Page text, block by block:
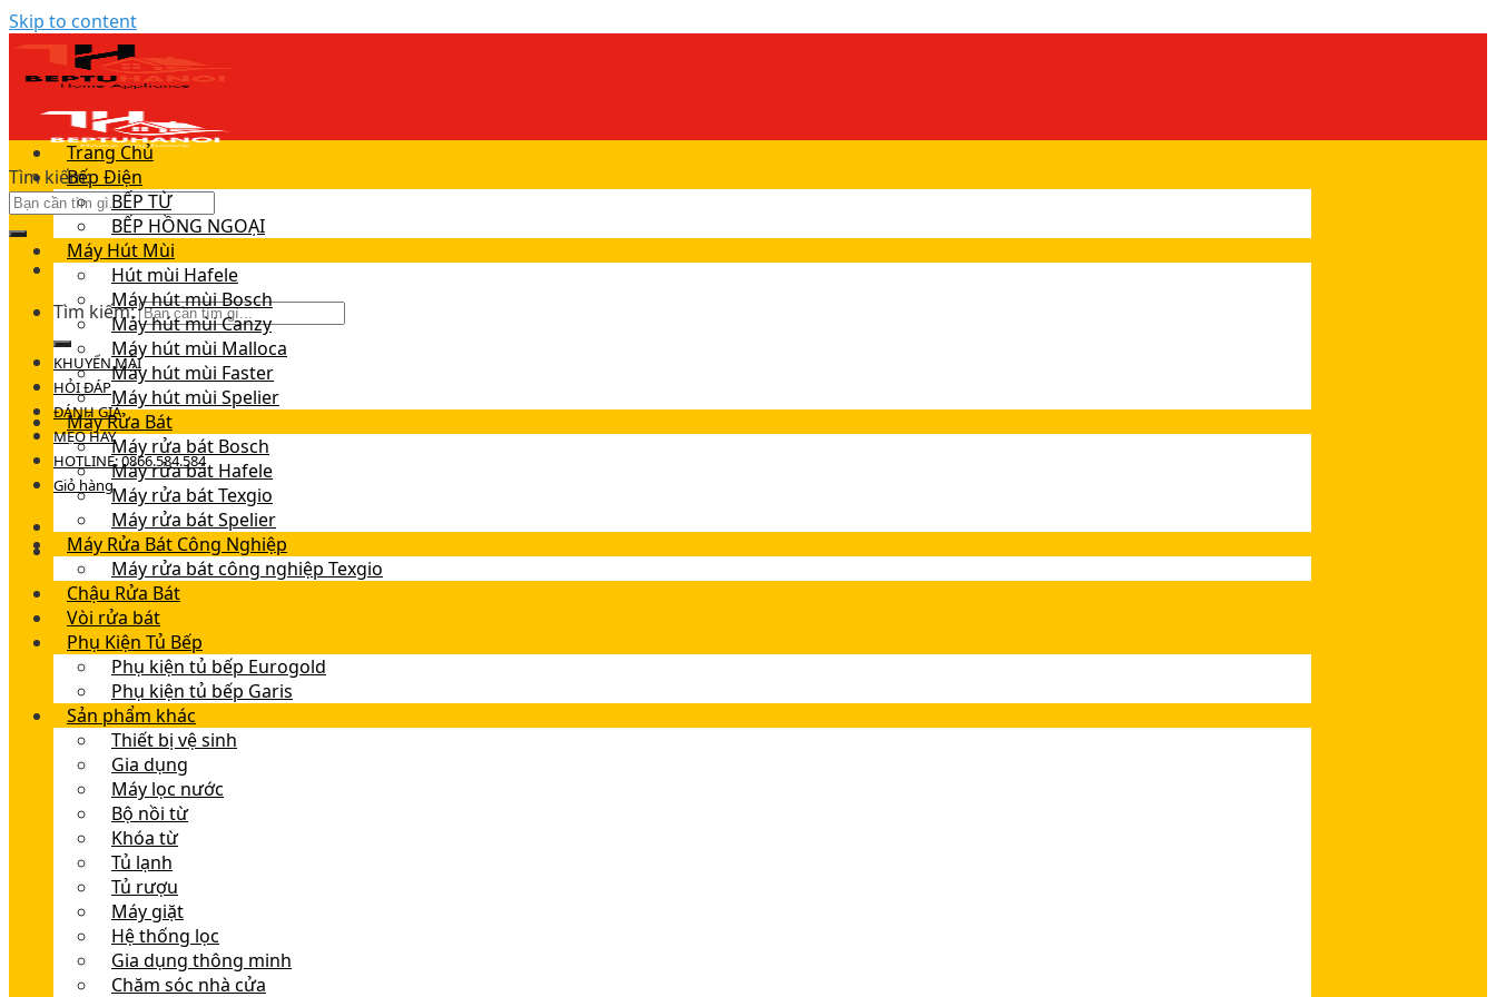
Skip to content
Tìm kiếm:
Tìm kiếm:
KHUYẾN MÃI
HỎI ĐÁP
ĐÁNH GIÁ
MẸO HAY
HOTLINE: 0866.584.584
Giỏ hàng
Trang Chủ
Bếp Điện
BẾP TỪ
BẾP HỒNG NGOẠI
Máy Hút Mùi
Hút mùi Hafele
Máy hút mùi Bosch
Máy hút mùi Canzy
Máy hút mùi Malloca
Máy hút mùi Faster
Máy hút mùi Spelier
Máy Rửa Bát
Máy rửa bát Bosch
Máy rửa bát Hafele
Máy rửa bát Texgio
Máy rửa bát Spelier
Máy Rửa Bát Công Nghiệp
Máy rửa bát công nghiệp Texgio
Chậu Rửa Bát
Vòi rửa bát
Phụ Kiện Tủ Bếp
Phụ kiện tủ bếp Eurogold
Phụ kiện tủ bếp Garis
Sản phẩm khác
Thiết bị vệ sinh
Gia dụng
Máy lọc nước
Bộ nồi từ
Khóa từ
Tủ lạnh
Tủ rượu
Máy giặt
Hệ thống lọc
Gia dụng thông minh
Chăm sóc nhà cửa